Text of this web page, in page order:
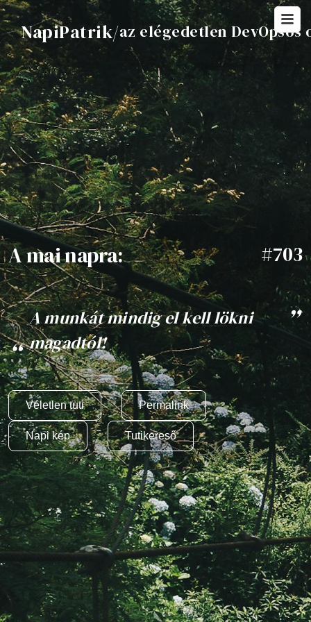
NapiPatrik/az elégedetlen DevOpsos
#703
A mai napra:
A munkát mindig el kell lökni
magadtól!
Véletlen tuti Permalink
Napi kép Tutikereső